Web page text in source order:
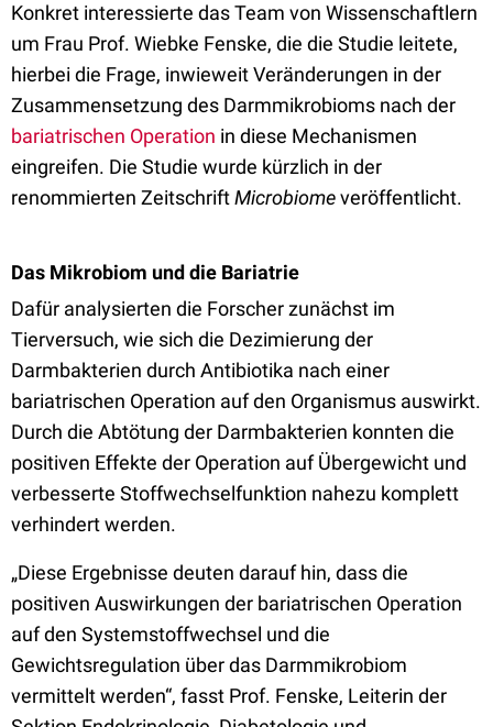
Konkret interessierte das Team von Wissenschaftlern
um Frau Prof. Wiebke Fenske, die die Studie leitete,
hierbei die Frage, inwieweit Veränderungen in der
Zusammensetzung des Darmmikrobioms nach der
bariatrischen Operation in diese Mechanismen
eingreifen. Die Studie wurde kürzlich in der
renommierten ZeitschriftMicrobiomeveröffentlicht.
Das Mikrobiom und die Bariatrie
Dafür analysierten die Forscher zunächst im
Tierversuch, wie sich die Dezimierung der
Darmbakterien durch Antibiotika nach einer
bariatrischen Operation auf den Organismus auswirkt.
Durch die Abtötung der Darmbakterien konnten die
positiven Effekte der Operation auf Übergewicht und
verbesserte Stoffwechselfunktion nahezu komplett
verhindert werden.
„Diese Ergebnisse deuten darauf hin, dass die
positiven Auswirkungen der bariatrischen Operation
auf den Systemstoffwechsel und die
Gewichtsregulation über das Darmmikrobiom
vermittelt werden“, fasst Prof. Fenske, Leiterin der